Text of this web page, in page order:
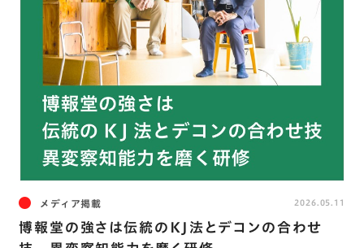
メディア掲載
博報堂の強さは伝統のKJ法とデコンの合わせ
2026.05.11